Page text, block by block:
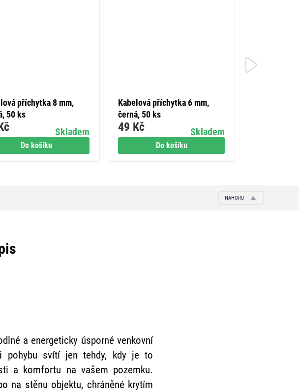
Do košíku
příchytka 8 mm,
50 ks
Skladem
Do košíku
Kabelová příchytka 6 mm,
černá, 50 ks
Skladem
49 Kč
NAHORU
a energeticky úsporné venkovní
pohybu svítí jen tehdy, kdy je to
a komfortu na vašem pozemku.
na stěnu objektu, chráněné krytím